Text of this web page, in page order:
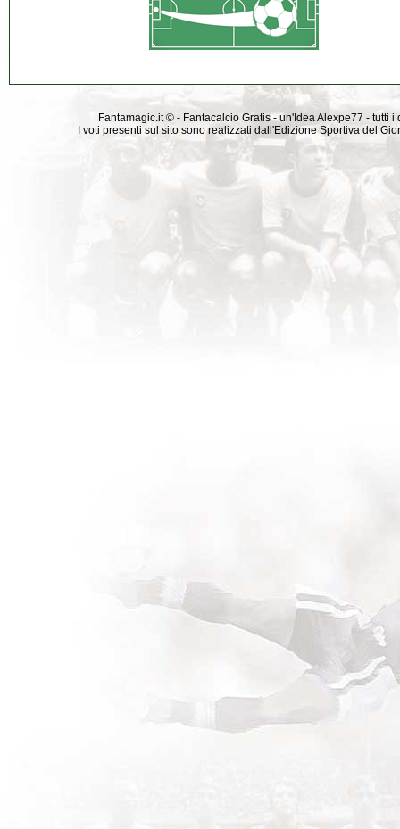
Fantamagic.it © - Fantacalcio Gratis - un'Idea Alexpe77 -
I voti presenti sul sito sono realizzati dall'Edizione Sportiva del